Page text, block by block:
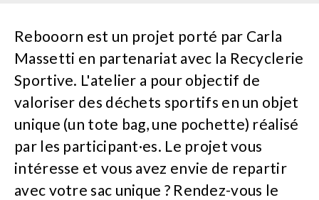
Rebooorn est un projet porté par Carla
Massetti en partenariat avec la Recyclerie
Sportive. L'atelier a pour objectif de
valoriser des déchets sportifs en un objet
unique (un tote bag, une pochette) réalisé
par les participant·es. Le projet vous
intéresse et vous avez envie de repartir
avec votre sac unique ? Rendez-vous le